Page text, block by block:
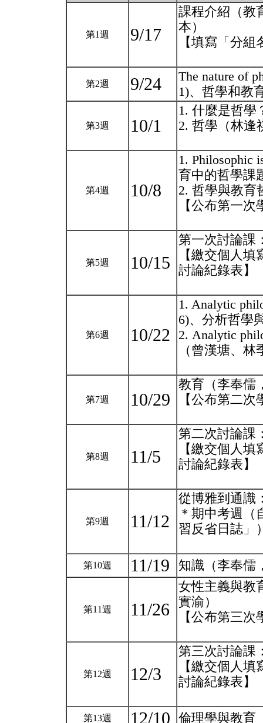
第1週 9/17
課程介紹（教
本）
【填寫「分組
第2週 9/24
The nature of
1)、哲學和教
第3週 10/1
1. 什麼是哲學
2. 哲學（林逢
第4週 10/8
1. Philosophic
育中的哲學課
2. 哲學與教育
【公布第一
第5週 10/15
第一次討論課
【繳交個人
討論紀錄表】
第6週 10/22
1. Analytic
6)、分析哲學
2. Analytic
（曾漢塘、
第7週 10/29
教育（李奉儒
【公布第二
第8週 11/5
第二次討論課
【繳交個人
討論紀錄表】
第9週 11/12
從博雅到通識
＊期中考週（
習反省日誌」
第10週 11/19 知識（李奉儒
第11週 11/26
女性主義與教
實渝）
【公布第三
第12週 12/3
第三次討論課
【繳交個人
討論紀錄表】
第13週 12/10 倫理學與教育